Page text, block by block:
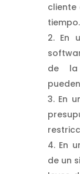
tiempo.
En
de la
En
En
de un